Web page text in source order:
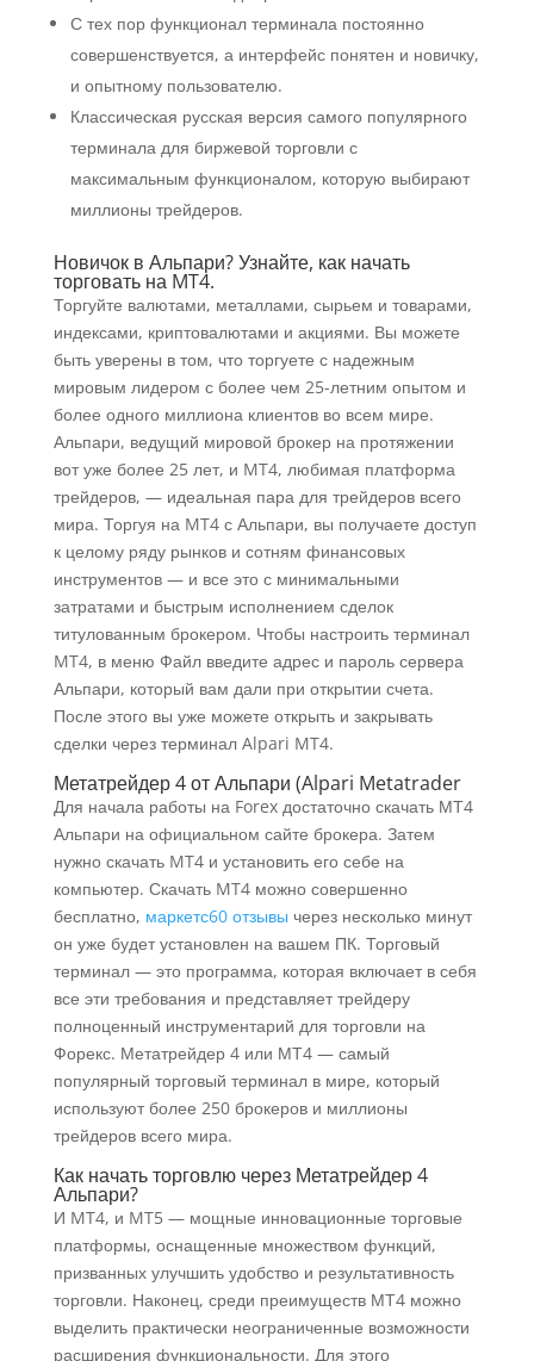
С тех пор функционал терминала постоянно
совершенствуется, а интерфейс понятен и новичку,
и опытному пользователю.
Классическая русская версия самого популярного
терминала для биржевой торговли с
максимальным функционалом, которую выбирают
миллионы трейдеров.
Новичок в Альпари? Узнайте, как начать
торговать на MT4.
Торгуйте валютами, металлами, сырьем и товарами,
индексами, криптовалютами и акциями. Вы можете
быть уверены в том, что торгуете с надежным
мировым лидером с более чем 25-летним опытом и
более одного миллиона клиентов во всем мире.
Альпари, ведущий мировой брокер на протяжении
вот уже более 25 лет, и MT4, любимая платформа
трейдеров, — идеальная пара для трейдеров всего
мира. Торгуя на MT4 с Альпари, вы получаете доступ
к целому ряду рынков и сотням финансовых
инструментов — и все это с минимальными
затратами и быстрым исполнением сделок
титулованным брокером. Чтобы настроить терминал
MT4, в меню Файл введите адрес и пароль сервера
Альпари, который вам дали при открытии счета.
После этого вы уже можете открыть и закрывать
сделки через терминал Alpari MT4.
Метатрейдер 4 от Альпари (Alpari Metatrader
Для начала работы на Forex достаточно скачать МТ4
Альпари на официальном сайте брокера. Затем
нужно скачать MT4 и установить его себе на
компьютер. Скачать MT4 можно совершенно
бесплатно, маркетс60 отзывы через несколько минут
он уже будет установлен на вашем ПК. Торговый
терминал — это программа, которая включает в себя
все эти требования и представляет трейдеру
полноценный инструментарий для торговли на
Форекс. Метатрейдер 4 или МТ4 — самый
популярный торговый терминал в мире, который
используют более 250 брокеров и миллионы
трейдеров всего мира.
Как начать торговлю через Метатрейдер 4
Альпари?
И MT4, и MT5 — мощные инновационные торговые
платформы, оснащенные множеством функций,
призванных улучшить удобство и результативность
торговли. Наконец, среди преимуществ МТ4 можно
выделить практически неограниченные возможности
расширения функциональности. Для этого